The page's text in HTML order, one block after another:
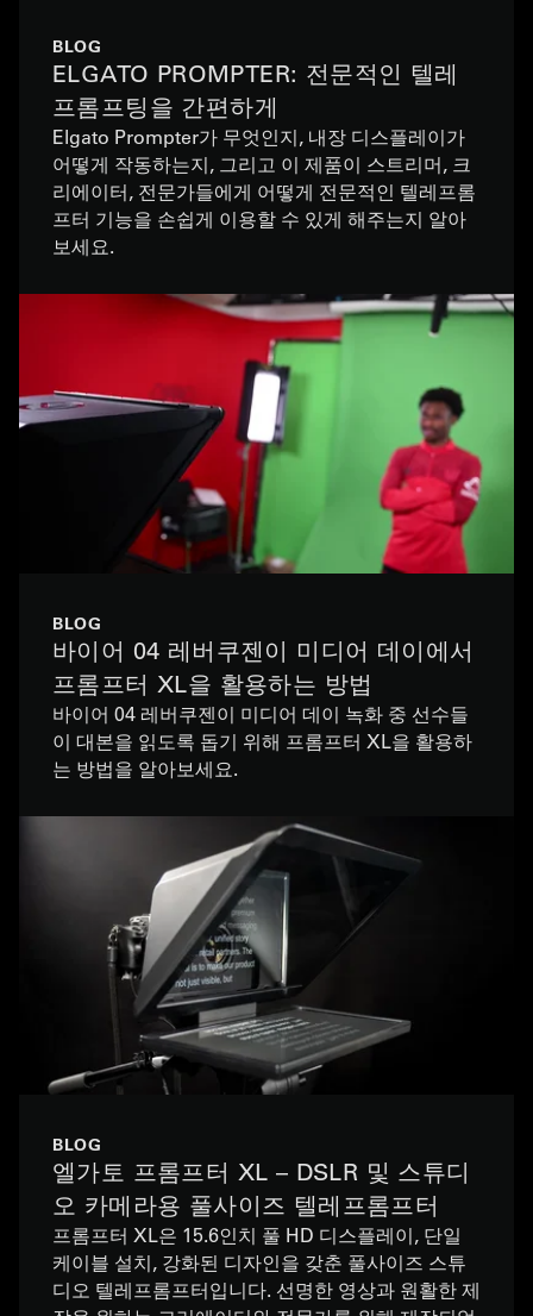
BLOG
ELGATO PROMPTER: 전문적인 텔레
프롬프팅을 간편하게
Elgato Prompter가 무엇인지, 내장 디스플레이가
어떻게 작동하는지, 그리고 이 제품이 스트리머, 크
리에이터, 전문가들에게 어떻게 전문적인 텔레프롬
프터 기능을 손쉽게 이용할 수 있게 해주는지 알아
보세요.
BLOG
바이어 04 레버쿠젠이 미디어 데이에서
프롬프터 XL을 활용하는 방법
바이어 04 레버쿠젠이 미디어 데이 녹화 중 선수들
이 대본을 읽도록 돕기 위해 프롬프터 XL을 활용하
는 방법을 알아보세요.
BLOG
엘가토 프롬프터 XL – DSLR 및 스튜디
오 카메라용 풀사이즈 텔레프롬프터
프롬프터 XL은 15.6인치 풀 HD 디스플레이, 단일
케이블 설치, 강화된 디자인을 갖춘 풀사이즈 스튜
디오 텔레프롬프터입니다. 선명한 영상과 원활한 제